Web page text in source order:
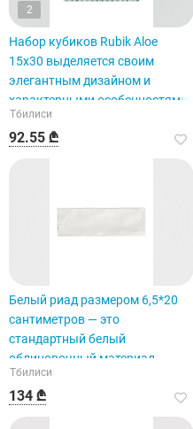
2
Набор кубиков Rubik Aloe
15x30 выделяется своим
элегантным дизайном и
характерными особенностями.
Тбилиси
92.55 ₾
Белый риад размером 6,5*20
сантиметров — это
стандартный белый
облицовочный материал.
Тбилиси
134 ₾